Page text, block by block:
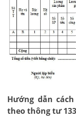
Hướng dẫn
theo thông tư